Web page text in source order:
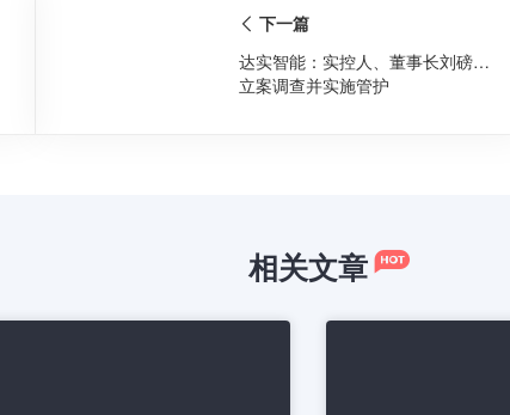
下一篇
达实智能：实控人、董事长刘磅被
立案调查并实施管护
相关文章